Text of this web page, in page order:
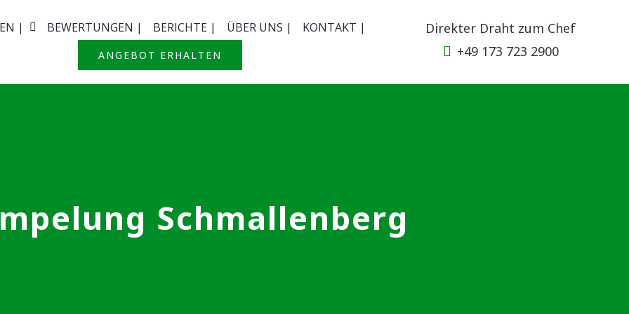
| BEWERTUNGEN | BERICHTE | ÜBER UNS | KONTAKT |
ANGEBOT ERHALTEN
Direkter Draht zum Chef
+49 173 723 2900
Schmallenberg